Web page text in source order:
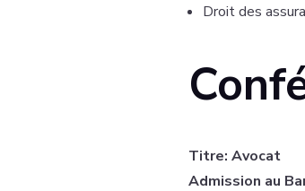
Droit des
Titre: Avocat
Admission au